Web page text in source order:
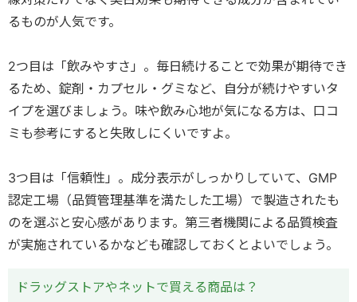
るものが人気です。
2つ目は「飲みやすさ」。毎日続けることで効果が期待でき
るため、錠剤・カプセル・グミなど、自分が続けやすいタ
イプを選びましょう。味や飲み心地が気になる方は、口コ
ミも参考にすると失敗しにくいですよ。
3つ目は「信頼性」。成分表示がしっかりしていて、GMP
認定工場（品質管理基準を満たした工場）で製造されたも
のを選ぶと安心感があります。第三者機関による品質検査
が実施されているかなども確認しておくとよいでしょう。
ドラッグストアやネットで買える商品は？